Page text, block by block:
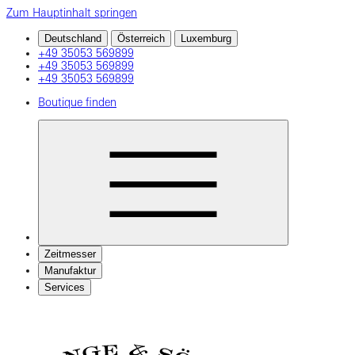
Zum Hauptinhalt springen
Deutschland Österreich Luxemburg
+49 35053 569899
+49 35053 569899
+49 35053 569899
Boutique finden
Zeitmesser
Manufaktur
Services